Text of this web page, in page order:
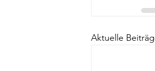
Aktuelle